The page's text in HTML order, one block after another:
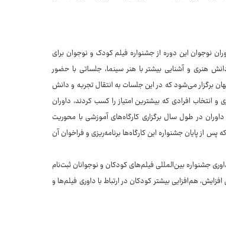
نوجوان این دوره از جشنواره فیلم کودک و نوجوان برای
هنری و آشنایی بیشتر با هنر سینما، جلساتی با حضور
برگزار می‌شود که در این جلسات به انتقال تجربه و دانش
انتخاب افرادی که بیشترین امتیاز را کسب کردند، داوران
در طول سال برگزاری کارگاه‌های آموزشی با محوریت
از پایان جشنواره این کارگاه‌ها برنامه‌ریزی و فراخوان آن
به ۱۶۰۰ کودک و نوجوان در بخش داوری جشنواره بین‌المللی فیلم‌های کودکان و نوجوانان ثبت‌نام
هم‌افزایی بیشتر کودکان در ارتباط با داوری فیلم‌ها و